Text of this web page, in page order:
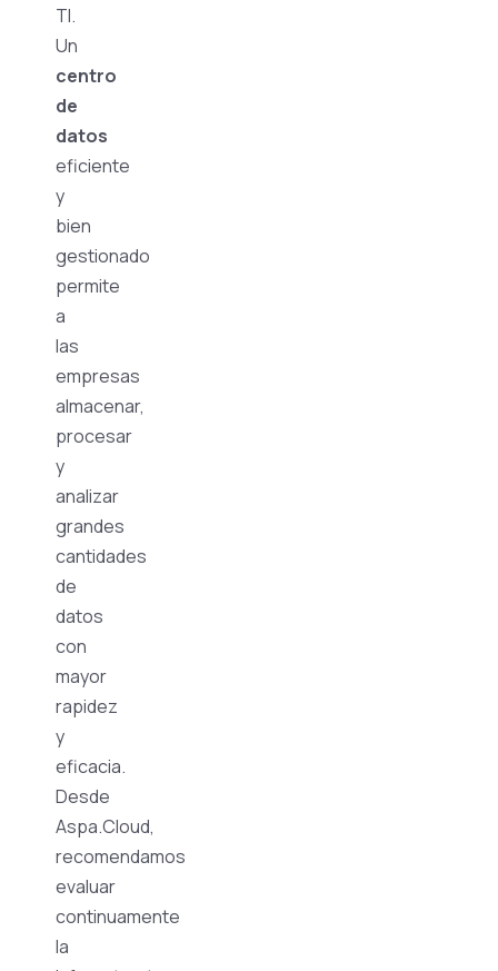
TI.
Un
centro
de
datos
eficiente
y
bien
gestionado
permite
a
las
empresas
almacenar,
procesar
y
analizar
grandes
cantidades
de
datos
con
mayor
rapidez
y
eficacia.
Desde
Aspa.Cloud,
recomendamos
evaluar
continuamente
la